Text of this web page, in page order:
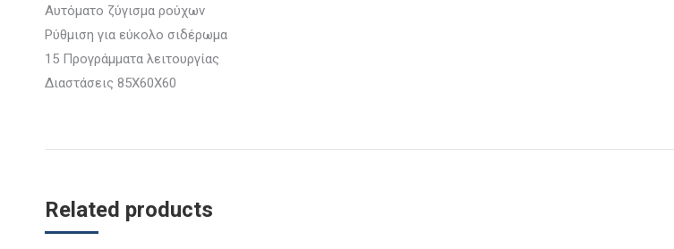
Αυτόματο ζύγισμα ρούχων
Ρύθμιση για εύκολο σιδέρωμα
15 Προγράμματα λειτουργίας
Διαστάσεις 85Χ60Χ60
Related products